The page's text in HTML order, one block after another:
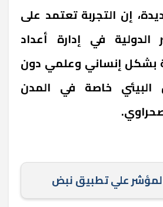
إن التجربة تعتمد على
الدولية في إدارة أعداد
بشكل إنساني وعلمي دون
البيئي خاصة في المدن
علي تطبيق نبض